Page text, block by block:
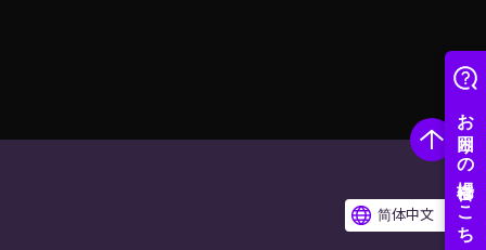
简体中文